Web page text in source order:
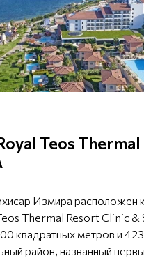
Teos
Измира расположен
Thermal Resort Clinic &
квадратных метров и
район, названный